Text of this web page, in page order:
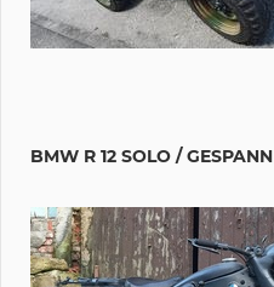
BMW R 12 SOLO / GESPANN